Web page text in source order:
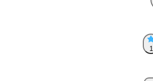
1